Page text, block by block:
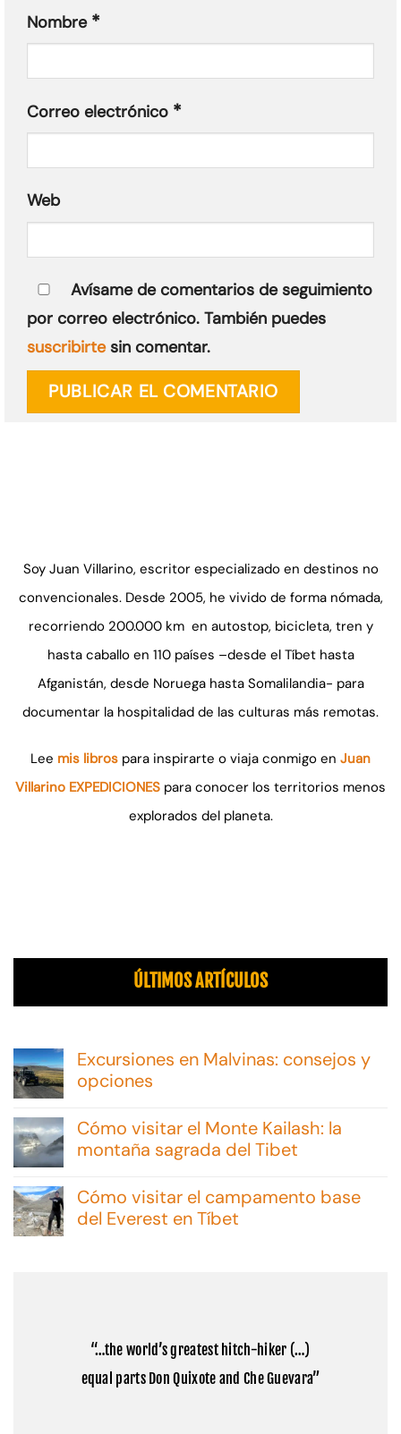
Nombre *
Correo electrónico *
Web
Avísame de comentarios de seguimiento
por correo electrónico. También puedes
suscribirtesin comentar.
Soy Juan Villarino, escritor especializado en destinos no
convencionales. Desde 2005, he vivido de forma nómada,
recorriendo 200.000 km en autostop, bicicleta, tren y
hasta caballo en 110 países –desde el Tíbet hasta
Afganistán, desde Noruega hasta Somalilandia- para
documentar la hospitalidad de las culturas más remotas.
Lee mis libros para inspirarte o viaja conmigo en Juan
Villarino EXPEDICIONES para conocer los territorios menos
explorados del planeta.
ÚLTIMOS ARTÍCULOS
Excursiones en Malvinas: consejos y
opciones
hay
comentarios
en
Excursiones
Malvinas:
consejos
y
opciones
Cómo visitar el Monte Kailash: la
montaña sagrada del Tibet
hay
comentarios
en
Cómo
del
Tibet
Cómo visitar el campamento base
del Everest en Tíbet
campamento
base
Everest
“…the world’s greatest hitch-hiker (…)
equal parts Don Quixote and Che Guevara”